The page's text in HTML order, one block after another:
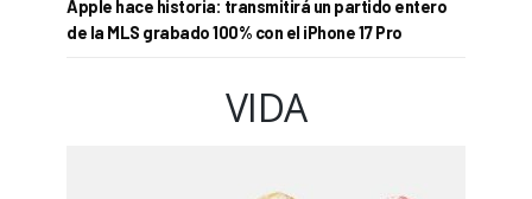
Apple hace historia: transmitirá un partido entero
de la MLS grabado 100% con el iPhone 17 Pro
VIDA